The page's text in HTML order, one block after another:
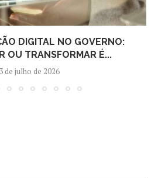
DIGITAL NO GOVERNO:
OU TRANSFORMAR É...
de julho de 2026